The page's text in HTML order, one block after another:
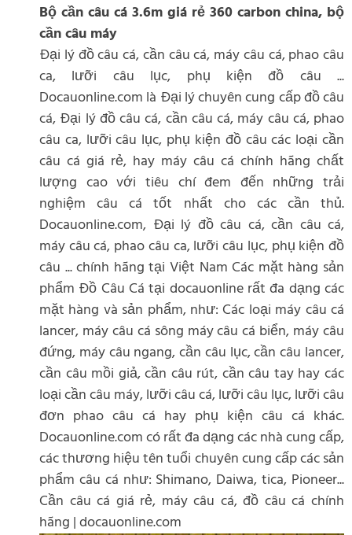
Bộ cần câu cá 3.6m giá rẻ 360 carbon china, bộ
cần câu máy
Đại lý đồ câu cá, cần câu cá, máy câu cá, phao câu
ca, lưỡi câu lục, phụ kiện đồ câu ...
Docauonline.com là Đại lý chuyên cung cấp đồ câu
cá, Đại lý đồ câu cá, cần câu cá, máy câu cá, phao
câu ca, lưỡi câu lục, phụ kiện đồ câu các loại cần
câu cá giá rẻ, hay máy câu cá chính hãng chất
lượng cao với tiêu chí đem đến những trải
nghiệm câu cá tốt nhất cho các cần thủ.
Docauonline.com, Đại lý đồ câu cá, cần câu cá,
máy câu cá, phao câu ca, lưỡi câu lục, phụ kiện đồ
câu ... chính hãng tại Việt Nam Các mặt hàng sản
phẩm Đồ Câu Cá tại docauonline rất đa dạng các
mặt hàng và sản phẩm, như: Các loại máy câu cá
lancer, máy câu cá sông máy câu cá biển, máy câu
đứng, máy câu ngang, cần câu lục, cần câu lancer,
cần câu mồi giả, cần câu rút, cần câu tay hay các
loại cần câu máy, lưỡi câu cá, lưỡi câu lục, lưỡi câu
đơn phao câu cá hay phụ kiện câu cá khác.
Docauonline.com có rất đa dạng các nhà cung cấp,
các thương hiệu tên tuổi chuyên cung cấp các sản
phẩm câu cá như: Shimano, Daiwa, tica, Pioneer...
Cần câu cá giá rẻ, máy câu cá, đồ câu cá chính
hãng | docauonline.com